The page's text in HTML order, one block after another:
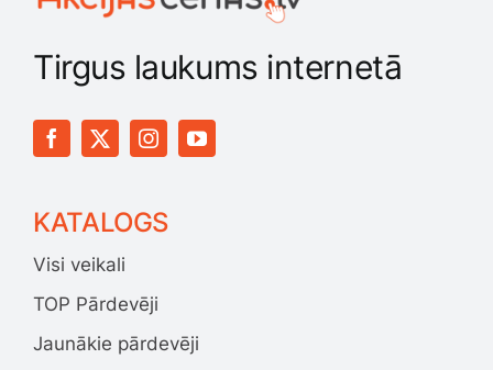
Tirgus laukums internetā
KATALOGS
Visi veikali
TOP Pārdevēji
Jaunākie pārdevēji